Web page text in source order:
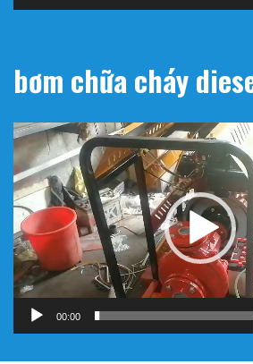
bơm chữa cháy
Trình
chơi
Video
00:00